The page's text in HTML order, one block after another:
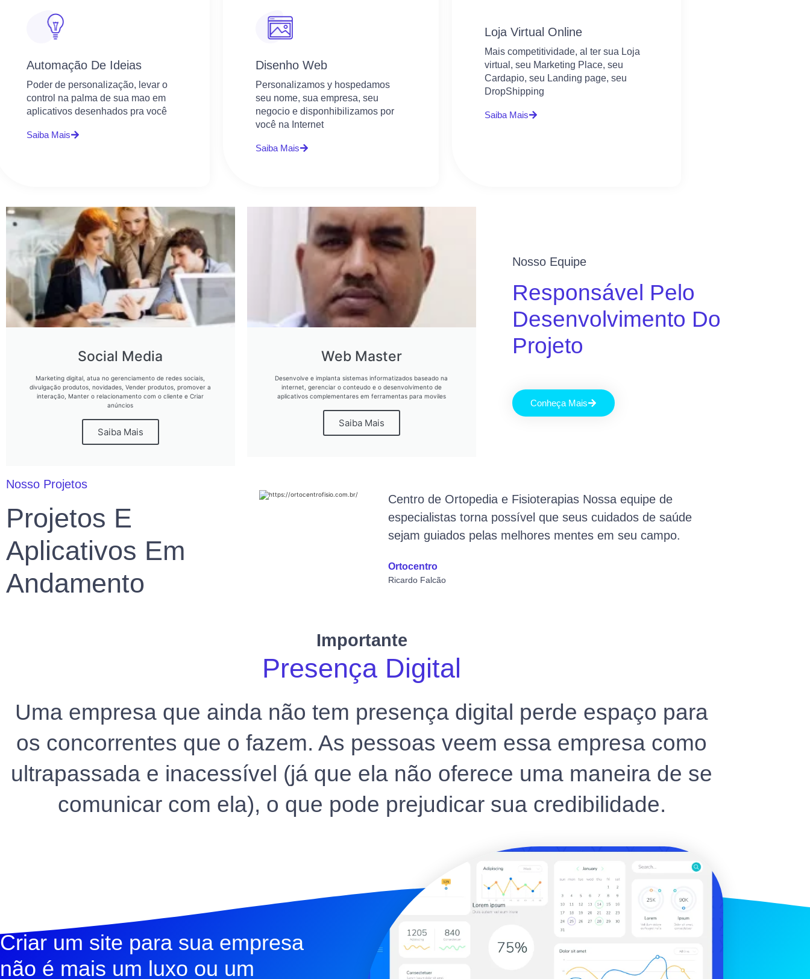
Automação De Ideias
Poder de personalização, levar o
control na palma de sua mao em
aplicativos desenhados pra você
Saiba Mais
Disenho Web
Personalizamos y hospedamos
seu nome, sua empresa, seu
negocio e disponhibilizamos por
você na Internet
Saiba Mais
Loja Virtual Online
Mais competitividade, al ter sua Loja
virtual, seu Marketing Place, seu
Cardapio, seu Landing page, seu
DropShipping
Saiba Mais
Social Media
Marketing digital, atua no gerenciamento de redes sociais,
divulgação produtos, novidades, Vender produtos, promover a
interação, Manter o relacionamento com o cliente e Criar
anúncios
Saiba Mais
Web Master
Desenvolve e implanta sistemas informatizados baseado na
internet, gerenciar o conteudo e o desenvolvimento de
aplicativos complementares em ferramentas para moviles
Saiba Mais
Nosso Equipe
Responsável Pelo
Desenvolvimento Do
Projeto
Conheça Mais
Nosso Projetos
Projetos E
Aplicativos Em
Andamento
Centro de Ortopedia e Fisioterapias Nossa equipe de
especialistas torna possível que seus cuidados de saúde
sejam guiados pelas melhores mentes em seu campo.
Ortocentro
Ricardo Falcão
Importante
Presença Digital
Uma empresa que ainda não tem presença digital perde espaço para
os concorrentes que o fazem. As pessoas veem essa empresa como
ultrapassada e inacessível (já que ela não oferece uma maneira de se
comunicar com ela), o que pode prejudicar sua credibilidade.
Criar um site para sua empresa
não é mais um luxo ou um